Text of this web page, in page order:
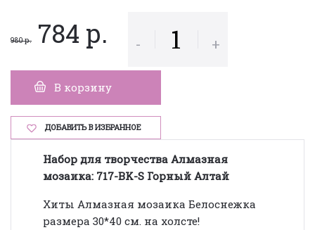
980 р. 784 р. - +
В корзину
ДОБАВИТЬ В ИЗБРАННОЕ
Набор для творчества Алмазная
мозаика: 717-BK-S Горный Алтай
Хиты Алмазная мозаика Белоснежка
размера 30*40 см. на холсте!